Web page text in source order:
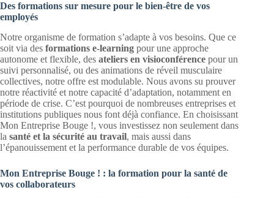
Des formations sur mesure pour le bien-être de vos
employés
Notre organisme de formation s’adapte à vos besoins. Que ce
soit via des formations e-learning pour une approche
autonome et flexible, des ateliers en visioconférence pour un
suivi personnalisé, ou des animations de réveil musculaire
collectives, notre offre est modulable. Nous avons su prouver
notre réactivité et notre capacité d’adaptation, notamment en
période de crise. C’est pourquoi de nombreuses entreprises et
institutions publiques nous font déjà confiance. En choisissant
Mon Entreprise Bouge !, vous investissez non seulement dans
la santé et la sécurité au travail, mais aussi dans
l’épanouissement et la performance durable de vos équipes.
Mon Entreprise Bouge ! : la formation pour la santé de
vos collaborateurs